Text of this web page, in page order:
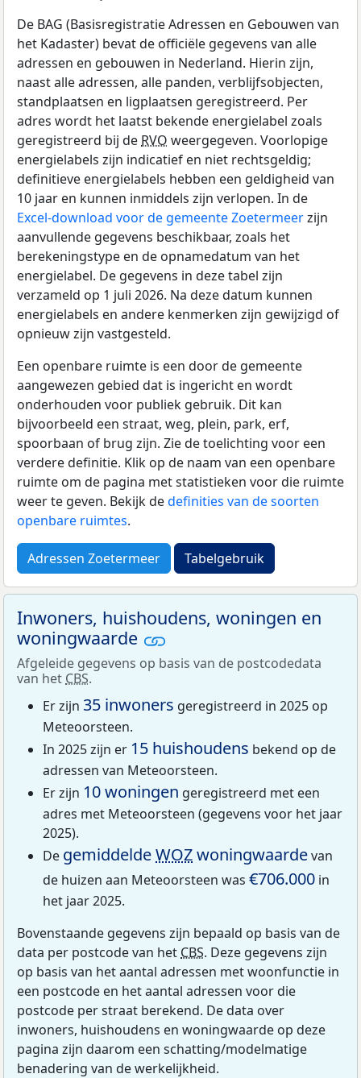
De BAG (Basisregistratie Adressen en Gebouwen van
het Kadaster) bevat de officiële gegevens van alle
adressen en gebouwen in Nederland. Hierin zijn,
naast alle adressen, alle panden, verblijfsobjecten,
standplaatsen en ligplaatsen geregistreerd. Per
adres wordt het laatst bekende energielabel zoals
geregistreerd bij de RVO weergegeven. Voorlopige
energielabels zijn indicatief en niet rechtsgeldig;
definitieve energielabels hebben een geldigheid van
10 jaar en kunnen inmiddels zijn verlopen. In de
Excel-download voor de gemeente Zoetermeerzijn
aanvullende gegevens beschikbaar, zoals het
berekeningstype en de opnamedatum van het
energielabel. De gegevens in deze tabel zijn
verzameld op 1 juli 2026. Na deze datum kunnen
energielabels en andere kenmerken zijn gewijzigd of
opnieuw zijn vastgesteld.
Een openbare ruimte is een door de gemeente
aangewezen gebied dat is ingericht en wordt
onderhouden voor publiek gebruik. Dit kan
bijvoorbeeld een straat, weg, plein, park, erf,
spoorbaan of brug zijn. Zie de toelichting voor een
verdere definitie. Klik op de naam van een openbare
ruimte om de pagina met statistieken voor die ruimte
weer te geven. Bekijk dedefinities van de soorten
openbare ruimtes.
Adressen Zoetermeer Tabelgebruik
Inwoners, huishoudens, woningen en
woningwaarde
Afgeleide gegevens op basis van de postcodedata
van het CBS.
Er zijn 35 inwoners geregistreerd in 2025 op
Meteoorsteen.
In 2025 zijn er 15 huishoudens bekend op de
adressen van Meteoorsteen.
Er zijn 10 woningen geregistreerd met een
adres met Meteoorsteen (gegevens voor het jaar
2025).
De gemiddeldeWOZwoningwaardevan
de huizen aan Meteoorsteen was €706.000 in
het jaar 2025.
Bovenstaande gegevens zijn bepaald op basis van de
data per postcode van het CBS. Deze gegevens zijn
op basis van het aantal adressen met woonfunctie in
een postcode en het aantal adressen voor die
postcode per straat berekend. De data over
inwoners, huishoudens en woningwaarde op deze
pagina zijn daarom een schatting/modelmatige
benadering van de werkelijkheid.